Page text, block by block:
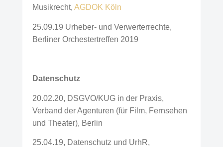
Musikrecht, AGDOK Köln
25.09.19 Urheber- und Verwerterrechte,
Berliner Orchestertreffen 2019
Datenschutz
20.02.20, DSGVO/KUG in der Praxis,
Verband der Agenturen (für Film, Fernsehen
und Theater), Berlin
25.04.19, Datenschutz und UrhR,